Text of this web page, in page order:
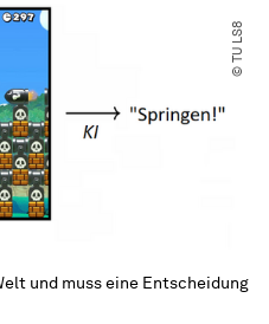
© TU LS8
und muss eine Entscheidung